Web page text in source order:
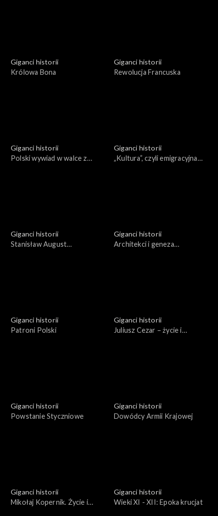
Giganci historii
Królowa Bona
Giganci historii
Rewolucja Francuska
Giganci historii
Polski wywiad w walce z
Giganci historii
„Kultura”, czyli emigracyjna
Giganci historii
Stanisław August
Giganci historii
Architekci i geneza
Giganci historii
Patroni Polski
Giganci historii
Juliusz Cezar – życie i
Giganci historii
Powstanie Styczniowe
Giganci historii
Dowódcy Armii Krajowej
Giganci historii
Mikołaj Kopernik. Życie i
Giganci historii
Wieki XI - XII: Epoka krucjat